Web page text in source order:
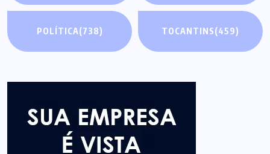
POLÍTICA(738) TOCANTINS(459)